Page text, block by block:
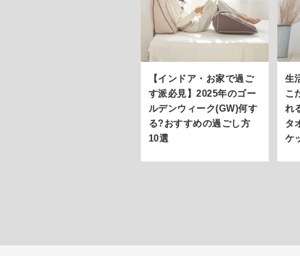
【インドア・お家で過ご
す派必見】2025年のゴー
ルデンウィーク(GW)何す
る?おすすめの過ごし方
10選
生
こ
れ
タ
ケ